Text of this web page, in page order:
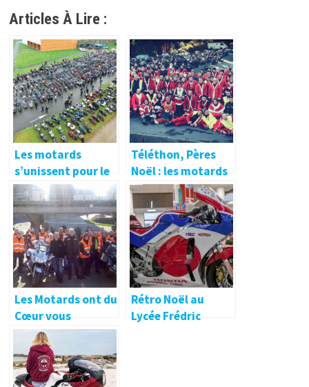
Articles À Lire :
Les motards
s’unissent pour le
Téléthon 2017 et
pour les enfants !
Téléthon, Pères
Noël : les motards
sont sympas !
Les Motards ont du
Cœur vous
attendent pour
leur 25ème balade !
Rétro Noël au
Lycée Frédric